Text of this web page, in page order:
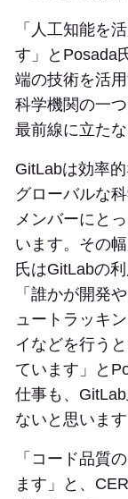
「人工知能を
す」とPosada
端の技術を活
科学機関の一
最前線に立た
GitLabは効率
グローバルな
メンバーにと
います。その
氏はGitLabの
「誰かが開発
ュートラッキ
イなどを行う
ています」と
仕事も、
ないと思います
「コード品質
ます」と、